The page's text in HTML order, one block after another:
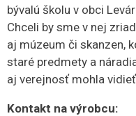
bývalú školu v obci
Chceli by sme v nej
aj múzeum či skanzen,
staré predmety a
aj verejnosť mohla
Kontakt na výrobcu: